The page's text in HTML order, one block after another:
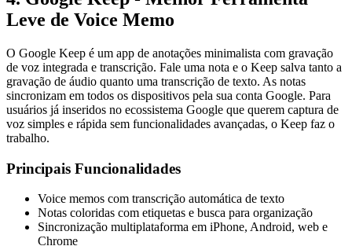
Leve de Voice Memo
O Google Keep é um app de anotações minimalista com gravação
de voz integrada e transcrição. Fale uma nota e o Keep salva tanto a
gravação de áudio quanto uma transcrição de texto. As notas
sincronizam em todos os dispositivos pela sua conta Google. Para
usuários já inseridos no ecossistema Google que querem captura de
voz simples e rápida sem funcionalidades avançadas, o Keep faz o
trabalho.
Principais Funcionalidades
Voice memos com transcrição automática de texto
Notas coloridas com etiquetas e busca para organização
Sincronização multiplataforma em iPhone, Android, web e
Chrome